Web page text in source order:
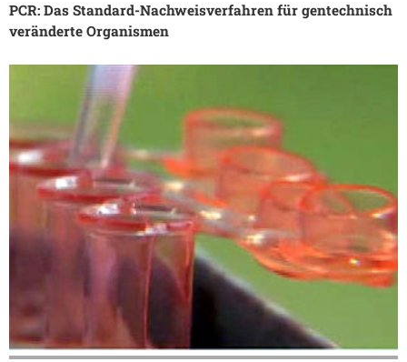
PCR: Das Standard-Nachweisverfahren für gentechnisch
veränderte Organismen